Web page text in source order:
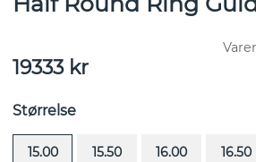
19333kr
Størrelse
15.00 15.50 16.00 16.50